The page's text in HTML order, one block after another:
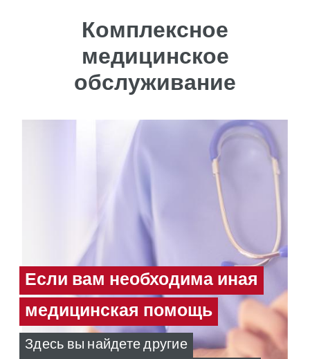
Комплексное
медицинское
обслуживание
Если вам необходима иная
медицинская помощь
Здесь вы найдете другие